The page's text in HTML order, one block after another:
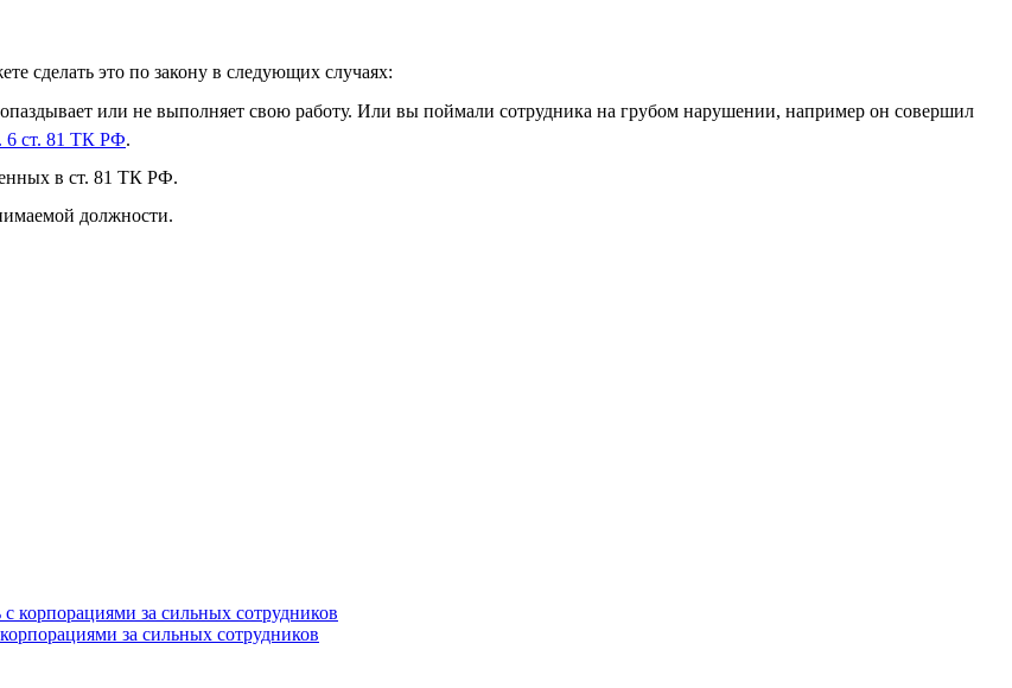
сделать это по закону в следующих случаях:
или не выполняет свою работу. Или вы поймали сотрудника на грубом нарушении, например он совершил
6 ст. 81 ТК РФ.
в ст. 81 ТК РФ.
должности.
за сильных сотрудников